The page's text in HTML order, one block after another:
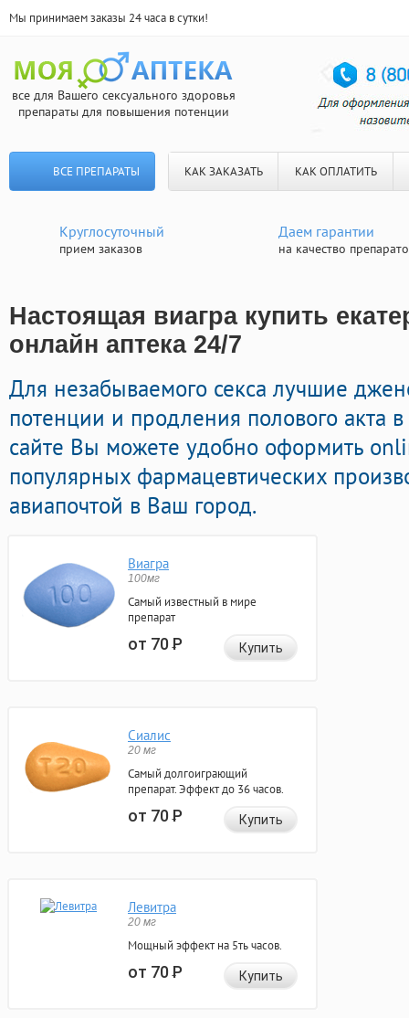
Мы принимаем заказы 24 часа в сутки!
все для Вашего сексуального здоровья
препараты для повышения потенции
ВСЕ ПРЕПАРАТЫ КАК ЗАКАЗАТЬ КАК ОПЛАТИТЬ
Круглосуточный
прием заказов
Даем гарантии
на качество
Настоящая виагра купить
онлайн аптека 24/7
Для незабываемого секса лучшие
потенции и продления полового акта
сайте Вы можете удобно оформить
популярных фармацевтических
авиапочтой в Ваш город.
Виагра
100мг
Самый известный в мире
препарат
от 70Р Купить
Сиалис
20 мг
Самый долгоиграющий
препарат. Эффект до 36 часов.
от 70Р Купить
Левитра
20 мг
Мощный эффект на 5ть часов.
от 70Р Купить